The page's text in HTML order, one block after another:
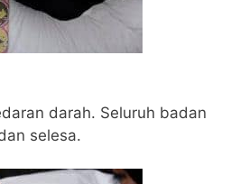
darah. Seluruh badan
selesa.